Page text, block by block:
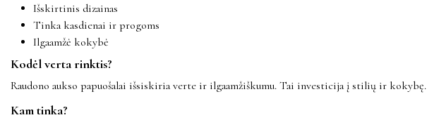
Išskirtinis dizainas
Tinka kasdienai ir progoms
Ilgaamžė kokybė
Kodėl verta rinktis?
Raudono aukso papuošalai išsiskiria verte ir ilgaamžiškumu. Tai investicija į stilių ir kokybę.
Kam tinka?